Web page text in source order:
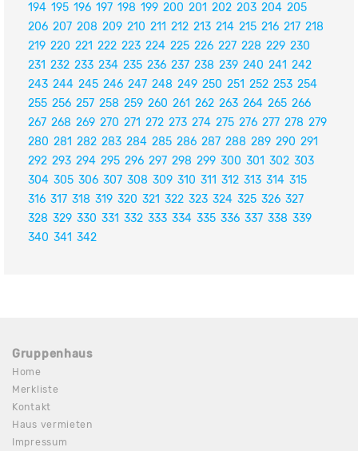
194 195 196 197 198 199 200 201 202 203 204 205
206 207 208 209 210 211 212 213 214 215 216 217 218
219 220 221 222 223 224 225 226 227 228 229 230
231 232 233 234 235 236 237 238 239 240 241 242
243 244 245 246 247 248 249 250 251 252 253 254
255 256 257 258 259 260 261 262 263 264 265 266
267 268 269 270 271 272 273 274 275 276 277 278 279
280 281 282 283 284 285 286 287 288 289 290 291
292 293 294 295 296 297 298 299 300 301 302 303
304 305 306 307 308 309 310 311 312 313 314 315
316 317 318 319 320 321 322 323 324 325 326 327
328 329 330 331 332 333 334 335 336 337 338 339
340 341 342
Gruppenhaus
Home
Merkliste
Kontakt
Haus vermieten
Impressum